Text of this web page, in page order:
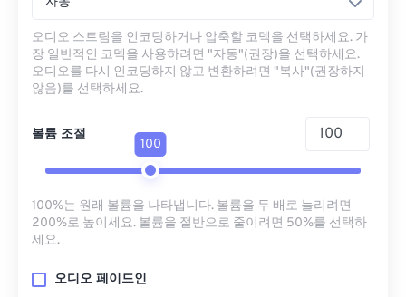
오디오 스트림을 인코딩하거나 압축할 코덱을 선택하세요. 가
장 일반적인 코덱을 사용하려면 "자동"(권장)을 선택하세요.
오디오를 다시 인코딩하지 않고 변환하려면 "복사"(권장하지
않음)를 선택하세요.
볼륨 조절
100
100%는 원래 볼륨을 나타냅니다. 볼륨을 두 배로 늘리려면
200%로 높이세요. 볼륨을 절반으로 줄이려면 50%를 선택하
세요.
오디오 페이드인